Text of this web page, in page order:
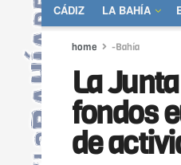
CÁDIZ LA BAHÍA
home -Bahía
La
fondos
de